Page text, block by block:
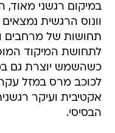
במיקום רגשני מאוד,
וונוס הרגשית
תחושות של מרחבים
לתחושת המיקוד
כשהשמש יוצרת גם
לכוכב מרס במזל
אקטיבית ועיקר
הבסיסי.